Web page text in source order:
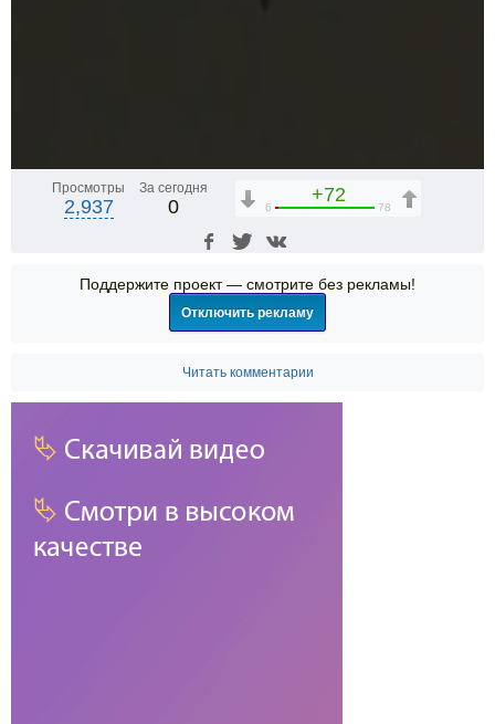
Просмотры
2,937
За сегодня
0
+72
6 78
Поддержите проект — смотрите без рекламы!
Отключить рекламу
Читать комментарии